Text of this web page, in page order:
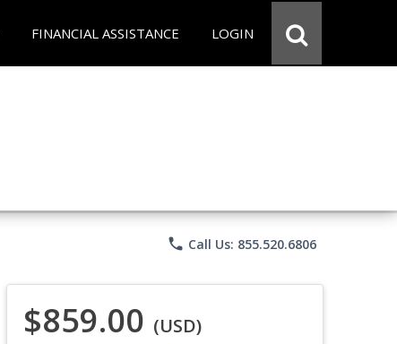
FINANCIAL ASSISTANCE LOGIN
phone Call Us: 855.520.6806
$859.00 (USD)